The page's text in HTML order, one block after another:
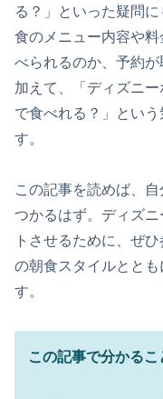
る？」といった疑問
食のメニュー内容や
べられるのか、予約が
加えて、「ディズニ
で食べれる？」とい
す。
この記事を読めば、
つかるはず。ディズ
トさせるために、ぜ
の朝食スタイルとと
す。
この記事で分かるこ